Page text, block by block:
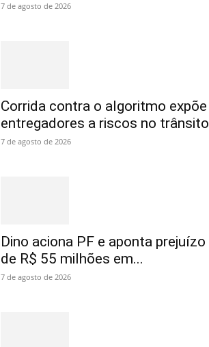
7 de agosto de 2026
Corrida contra o algoritmo expõe
entregadores a riscos no trânsito
7 de agosto de 2026
Dino aciona PF e aponta prejuízo
de R$ 55 milhões em...
7 de agosto de 2026